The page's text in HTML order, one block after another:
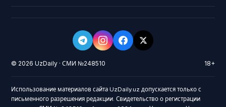
© 2026 UzDaily · СМИ №248510 18+
Использование материалов сайта UzDaily.uz допускается только с
письменного разрешения редакции. Свидетельство о регистрации